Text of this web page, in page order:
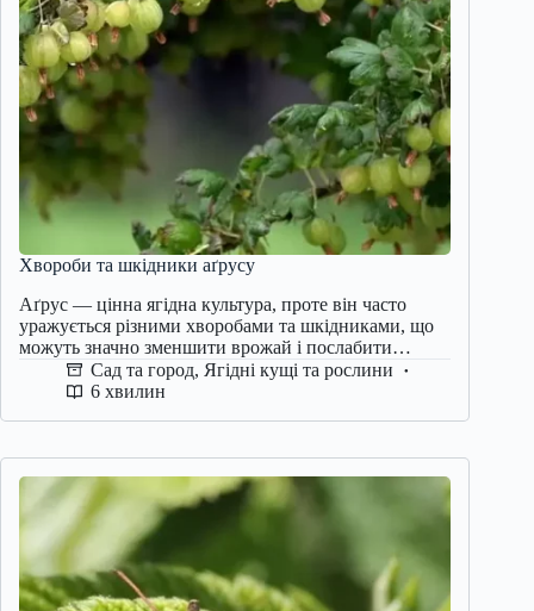
Хвороби та шкідники аґрусу
Аґрус — цінна ягідна культура, проте він часто
уражується різними хворобами та шкідниками, що
можуть значно зменшити врожай і послабити…
Сад та город, Ягідні кущі та рослини
6 хвилин